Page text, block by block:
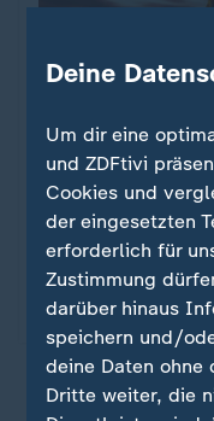
Olympische Spiele
Olympia 2026
Alles zu den
Deine
Um dir eine
und ZDFtivi
Cookies und
der eingesetzten
erforderlich für
Zustimmung
darüber hinaus
speichern und/
deine Daten ohne
Dritte weiter, die